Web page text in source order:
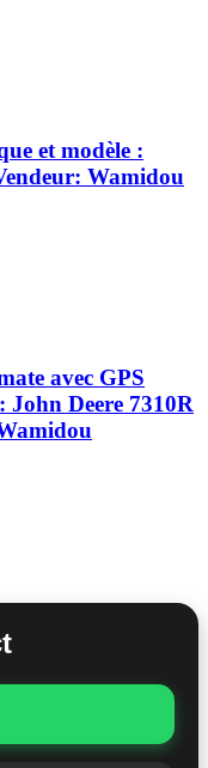
et modèle :
Wamidou
avec GPS
John Deere 7310R